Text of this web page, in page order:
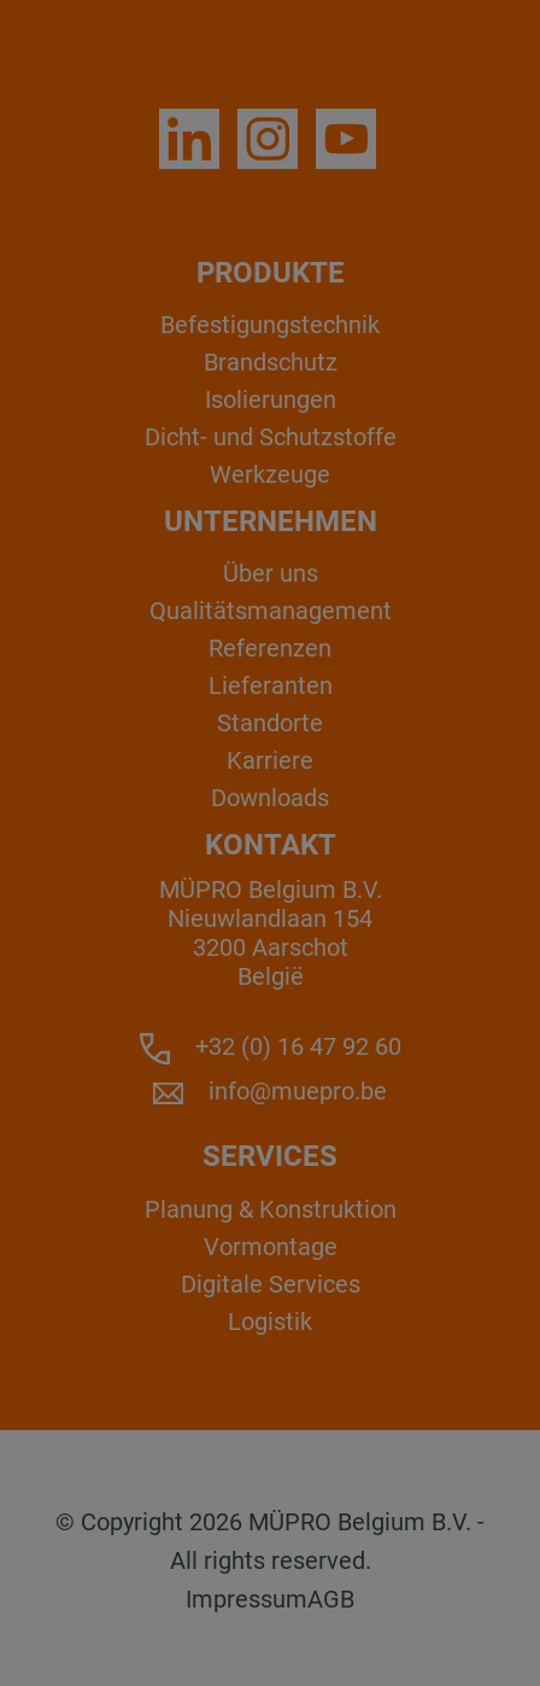
PRODUKTE
Befestigungstechnik
Brandschutz
Isolierungen
Dicht- und Schutzstoffe
Werkzeuge
UNTERNEHMEN
Über uns
Qualitätsmanagement
Referenzen
Lieferanten
Standorte
Karriere
Downloads
KONTAKT
MÜPRO Belgium B.V.
Nieuwlandlaan 154
3200 Aarschot
België
+32 (0) 16 47 92 60
info@muepro.be
SERVICES
Planung & Konstruktion
Vormontage
Digitale Services
Logistik
© Copyright 2026 MÜPRO Belgium B.V. -
All rights reserved.
ImpressumAGB